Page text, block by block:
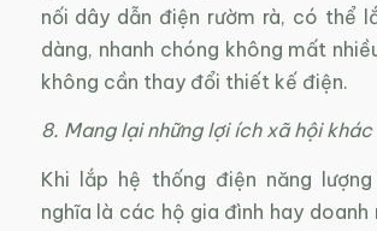
nối dây dẫn điện rườm rà, có thể
dàng, nhanh chóng không mất
không cần thay đổi thiết kế điện.
8. Mang lại những lợi ích xã hội khác
Khi lắp hệ thống điện năng
nghĩa là các hộ gia đình hay doanh